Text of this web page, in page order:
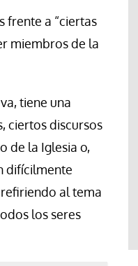
frente a “ciertas
miembros de la
tiene una
ciertos discursos
de la Iglesia o,
difícilmente
al tema
los seres